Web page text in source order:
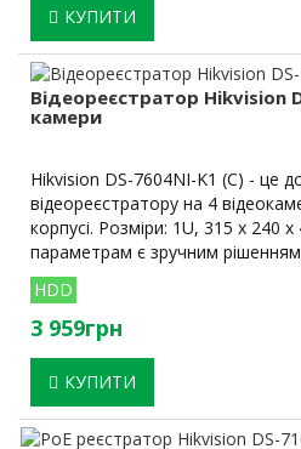
КУПИТИ
Відеореєстратор Hikvision
камери
Hikvision DS-7604NI-K1 (C) - це
відеореєстратору на 4
корпусі. Розміри: 1U, 315 x 240
параметрам є зручним рішенням
HDD
3 959грн
КУПИТИ